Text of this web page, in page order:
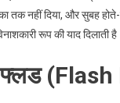
तक नहीं दिया, और सुबह
रूप की याद दिलाती